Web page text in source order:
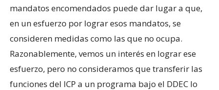
mandatos encomendados puede dar lugar a que,
en un esfuerzo por lograr esos mandatos, se
consideren medidas como las que no ocupa.
Razonablemente, vemos un interés en lograr ese
esfuerzo, pero no consideramos que transferir las
funciones del ICP a un programa bajo el DDEC lo